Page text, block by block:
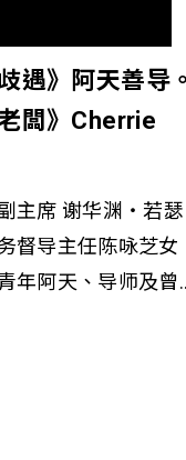
遇》阿天善导
闆》Cherrie
主席 谢华渊‧若瑟
督导主任陈咏芝女
年阿天、导师及曾
有缐电视《小事大
务的协助下，阿天